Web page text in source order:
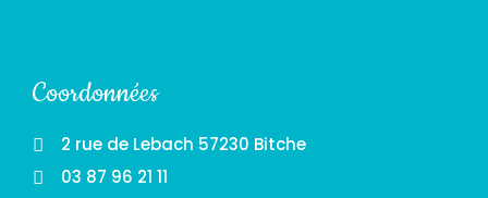
Coordonnées
2 rue de Lebach 57230 Bitche
03 87 96 21 11